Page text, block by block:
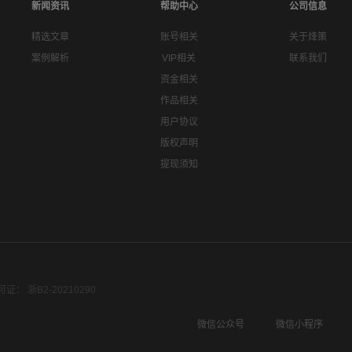
新闻资讯
精选文章
案例解析
帮助中心
账号相关
VIP相关
资金相关
作品相关
用户协议
版权声明
提现须知
公司信息
关于烽策
联系我们
证： 浙B2-20210290
微信公众号
微信小程序